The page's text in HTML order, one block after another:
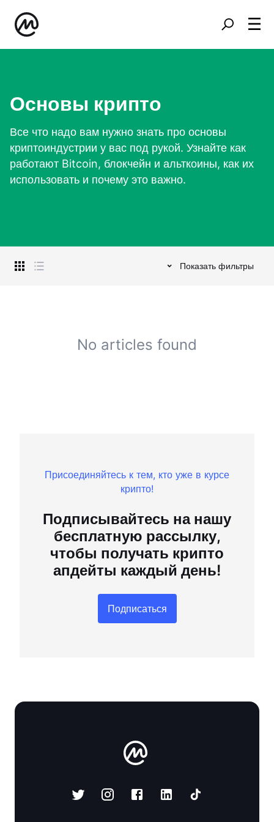
Основы крипто
Все что надо вам нужно знать про основы
криптоиндустрии у вас под рукой. Узнайте как
работают Bitcoin, блокчейн и альткоины, как их
использовать и почему это важно.
Показать фильтры
No articles found
Присоединяйтесь к тем, кто уже в курсе
крипто!
Подписывайтесь на нашу
бесплатную рассылку,
чтобы получать крипто
апдейты каждый день!
Подписаться